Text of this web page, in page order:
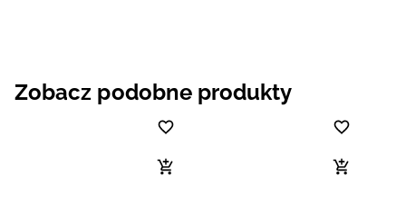
Zobacz podobne produkty